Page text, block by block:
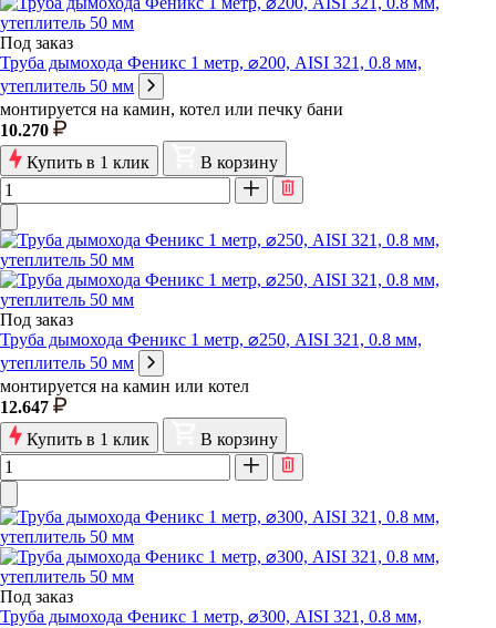
Под заказ
Труба дымохода Феникс 1 метр, ⌀200, AISI 321, 0.8 мм,
утеплитель 50 мм
монтируется на камин, котел или печку бани
10.270
Купить в 1 клик
В корзину
Под заказ
Труба дымохода Феникс 1 метр, ⌀250, AISI 321, 0.8 мм,
утеплитель 50 мм
монтируется на камин или котел
12.647
Купить в 1 клик
В корзину
Под заказ
Труба дымохода Феникс 1 метр, ⌀300, AISI 321, 0.8 мм,